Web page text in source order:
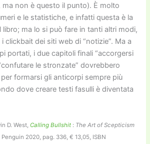
ma non è questo il punto). È molto
e le statistiche, e infatti questa è la
libro; ma lo si può fare in tanti altri modi,
clickbait dei siti web di “notizie”. Ma a
portati, i due capitoli finali “accorgersi
le stronzate” dovrebbero
formarsi gli anticorpi sempre più
dove creare testi fasulli è diventata
D. West,Calling Bullshit : The Art of Scepticism
Penguin 2020, pag. 336, € 13,05, ISBN